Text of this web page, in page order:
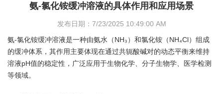
氨-氯化铵缓冲溶液的具体作用和应用场景
发布日期：7/23/2025 10:49:00 AM
氨-氯化铵缓冲溶液是一种由氨水（NH₃）和氯化铵（NH₄Cl）组成
的缓冲体系，其作用主要体现在通过共轭酸碱对的动态平衡来维持
溶液pH值的稳定性，广泛应用于生物化学、分子生物学、医学检测
等领域。